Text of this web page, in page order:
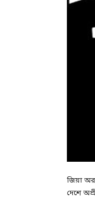
জিয়া
দেশে